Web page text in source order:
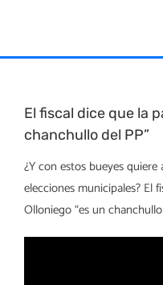
content
El fiscal dice que la
chanchullo del PP”
¿Y con estos bueyes
elecciones municipales? El
Olloniego “es un chanchullo